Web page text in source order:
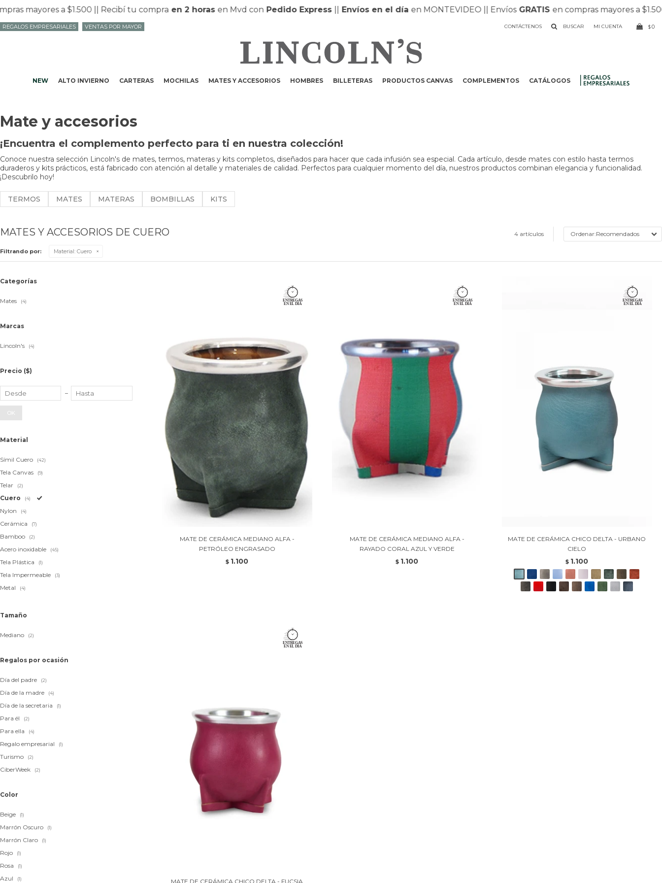
mayores a $1.500 || Recibí tu compraen 2 horasen Mvd conPedido Express||Envíos en el díaen MONTEVIDEO || EnvíosGRATISen compras mayores a $1.500 ||
NEW ALTO INVIERNO CARTERAS MOCHILAS MATES Y ACCESORIOS HOMBRES BILLETERAS PRODUCTOS CANVAS COMPLEMENTOS CATÁLOGOS
CONTÁCTENOS $0
REGALOS EMPRESARIALES VENTAS POR MAYOR
Mate y accesorios
¡Encuentra el complemento perfecto para ti en nuestra colección!
Conoce nuestra selección Lincoln's de mates, termos, materas y kits completos, diseñados para hacer que cada infusión sea especial. Cada artículo, desde mates con estilo hasta termos
duraderos y kits prácticos, está fabricado con atención al detalle y materiales de calidad. Perfectos para cualquier momento del día, nuestros productos combinan elegancia y funcionalidad.
¡Descubrilo hoy!
TERMOS MATES MATERAS BOMBILLAS KITS
MATES Y ACCESORIOS DE CUERO 4 artículos Recomendados
Filtrando por: Material: Cuero
MATE DE CERÁMICA MEDIANO ALFA -
PETRÓLEO ENGRASADO
$ 1.100
MATE DE CERÁMICA MEDIANO ALFA -
RAYADO CORAL AZUL Y VERDE
$ 1.100
MATE DE CERÁMICA CHICO DELTA - URBANO
CIELO
$ 1.100
MATE DE CERÁMICA CHICO DELTA - FUCSIA
Categorías
Mates (4)
Marcas
Lincoln's (4)
Precio ($)
OK
Material
Símil Cuero (42)
Tela Canvas (9)
Telar (2)
Cuero (4)
Nylon (4)
Cerámica (7)
Bamboo (2)
Acero inoxidable (45)
Tela Plástica (1)
Tela Impermeable (3)
Metal (4)
Tamaño
Mediano (2)
Regalos por ocasión
Día del padre (2)
Día de la madre (4)
Día de la secretaria (1)
Para él (2)
Para ella (4)
Regalo empresarial (1)
Turismo (2)
CiberWeek (2)
Color
Beige (1)
Marrón Oscuro (1)
Marrón Claro (1)
Rojo (1)
Rosa (1)
Azul (1)